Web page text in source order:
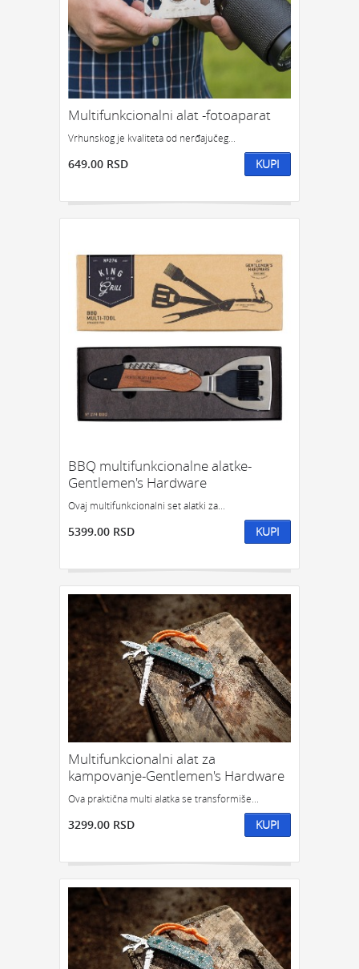
Multifunkcionalni alat -fotoaparat
Vrhunskog je kvaliteta od nerđajučeg...
649.00 RSD KUPI
BBQ multifunkcionalne alatke-
Gentlemen's Hardware
Ovaj multifunkcionalni set alatki za...
5399.00 RSD KUPI
Multifunkcionalni alat za
kampovanje-Gentlemen's Hardware
Ova praktična multi alatka se transformiše...
3299.00 RSD KUPI